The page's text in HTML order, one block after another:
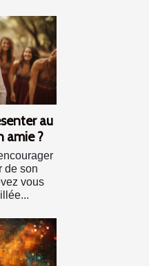
au
amie ?
de son
vous